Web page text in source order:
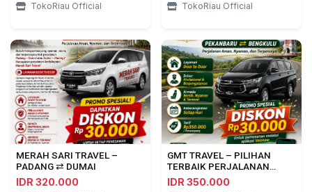
TokoRiau Official TokoRiau Official
MERAH SARI TRAVEL –
PADANG ⇄ DUMAI
IDR 320.000
GMT TRAVEL – PILIHAN
TERBAIK PERJALANAN
PEKANBARU ⇄ BENGKULU
IDR 350.000